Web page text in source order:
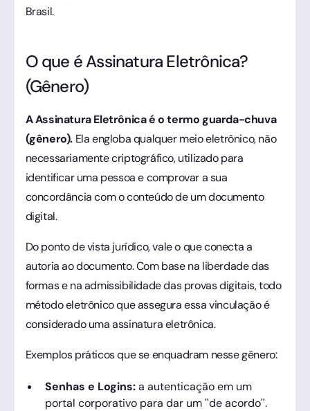
Brasil.
O que é Assinatura Eletrônica?
(Gênero)
A Assinatura Eletrônica é o termo guarda-chuva
(gênero).Ela engloba qualquer meio eletrônico, não
necessariamente criptográfico, utilizado para
identificar uma pessoa e comprovar a sua
concordância com o conteúdo de um documento
digital.
Do ponto de vista jurídico, vale o que conecta a
autoria ao documento. Com base na liberdade das
formas e na admissibilidade das provas digitais, todo
método eletrônico que assegura essa vinculação é
considerado uma assinatura eletrônica.
Exemplos práticos que se enquadram nesse gênero:
Senhas e Logins:a autenticação em um
portal corporativo para dar um "de acordo".